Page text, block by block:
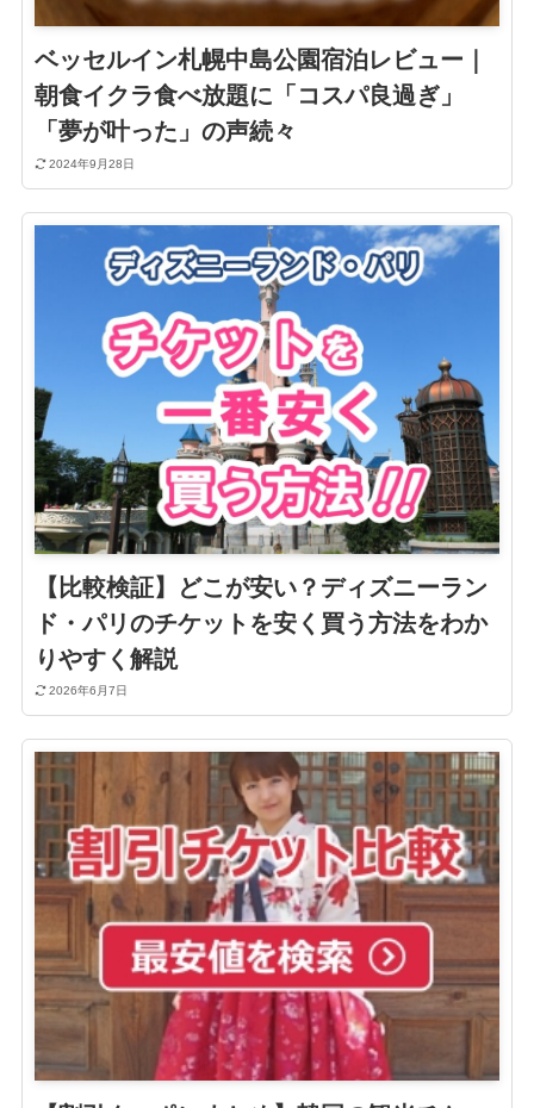
ベッセルイン札幌中島公園宿泊レビュー｜
朝食イクラ食べ放題に「コスパ良過ぎ」
「夢が叶った」の声続々
2024年9月28日
【比較検証】どこが安い？ディズニーラン
ド・パリのチケットを安く買う方法をわか
りやすく解説
2026年6月7日